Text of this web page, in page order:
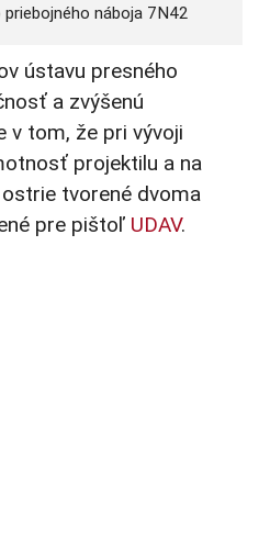
náboja 7N42
ústavu presného
a zvýšenú
v tom, že pri vývoji
projektilu a na
tvorené dvoma
pre pištoľ UDAV.